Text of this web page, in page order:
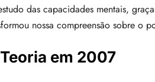
das capacidades mentais,
nossa compreensão sobre o
em 2007